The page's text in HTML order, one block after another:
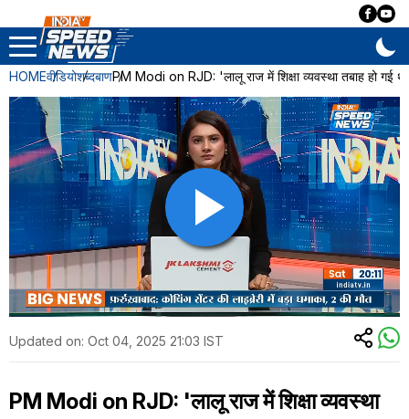
HOMEवीडियोशब्दबाणPM Modi on RJD: 'लालू राज में शिक्षा व्यवस्था तबाह हो गई
Updated on: Oct 04, 2025 21:03 IST
PM Modi on RJD: 'लालू राज में शिक्षा व्यवस्था